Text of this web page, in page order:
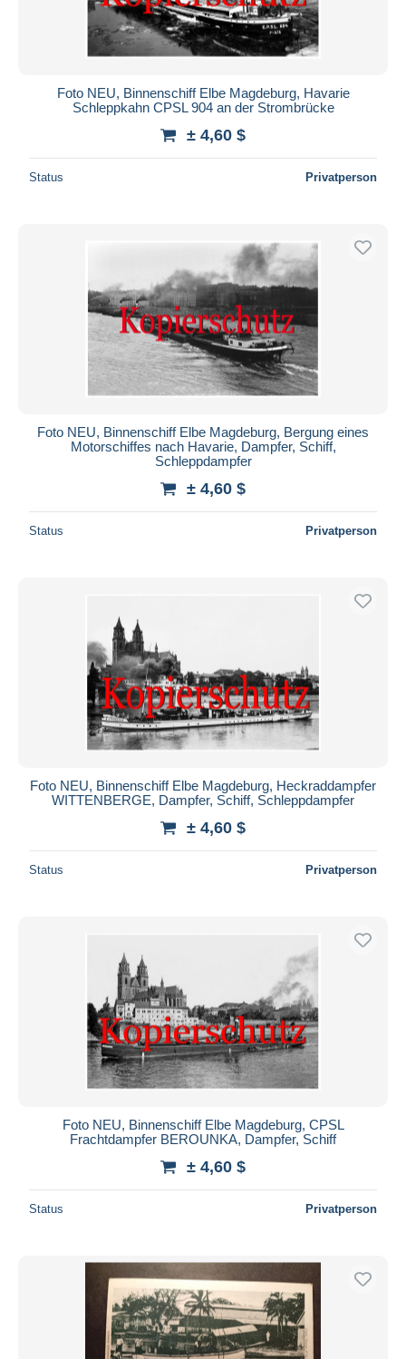
Foto NEU, Binnenschiff Elbe Magdeburg, Havarie
Schleppkahn CPSL 904 an der Strombrücke
± 4,60 $
Status Privatperson
Foto NEU, Binnenschiff Elbe Magdeburg, Bergung eines
Motorschiffes nach Havarie, Dampfer, Schiff,
Schleppdampfer
± 4,60 $
Status Privatperson
Foto NEU, Binnenschiff Elbe Magdeburg, Heckraddampfer
WITTENBERGE, Dampfer, Schiff, Schleppdampfer
± 4,60 $
Status Privatperson
Foto NEU, Binnenschiff Elbe Magdeburg, CPSL
Frachtdampfer BEROUNKA, Dampfer, Schiff
± 4,60 $
Status Privatperson